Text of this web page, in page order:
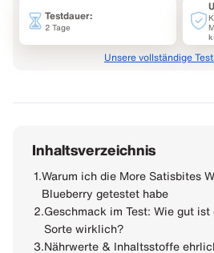
Testdauer:
2 Tage
Unsere vollständige
Inhaltsverzeichnis
1.Warum ich die More Satisbites
Blueberry getestet habe
2.Geschmack im Test: Wie gut
Sorte wirklich?
3. Nährwerte & Inhaltsstoffe